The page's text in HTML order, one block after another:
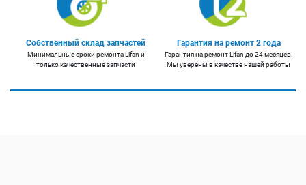
Собственный склад запчастей
Минимальные сроки ремонта Lifan и
только качественные запчасти
Гарантия на ремонт 2 года
Гарантия на ремонт Lifan до 24 месяцев.
Мы уверены в качестве нашей работы